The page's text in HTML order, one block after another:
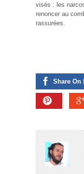
visés : les
renoncer au
rassurées.
Share On